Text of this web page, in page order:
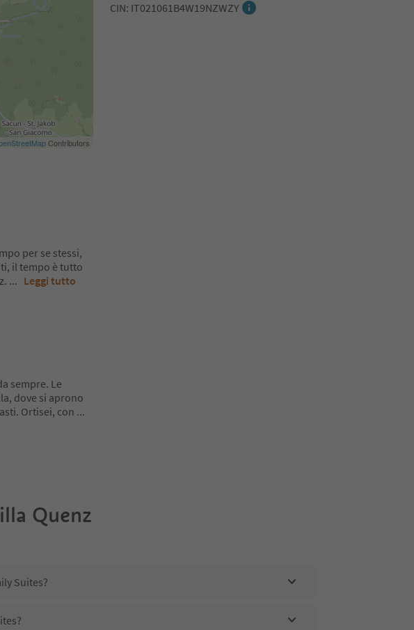
CIN: IT021061B4W19NZWZY
Contributors
per se stessi,
il tempo è tutto
... Leggi tutto
sempre. Le
dove si aprono
Ortisei, con ...
Quenz
Suites?